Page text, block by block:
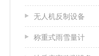
无人机反制设备
称重式雨雪量计